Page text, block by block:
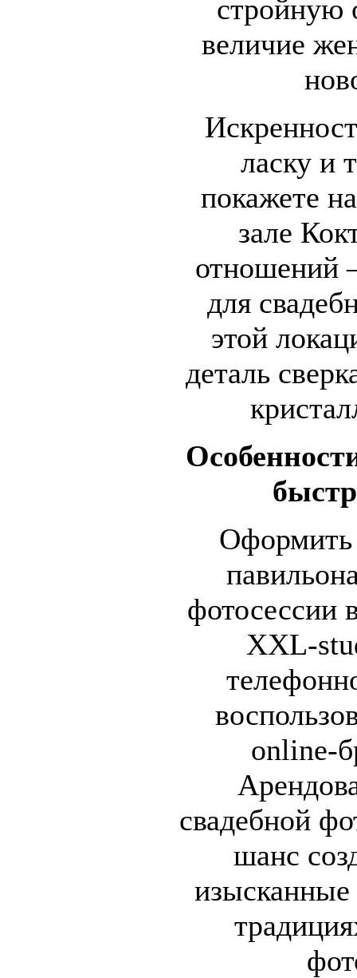
стройную
величие
ласку и
покажете
зале
отношений
для
этой
деталь
Оформить
фотосессии
XXL-
online-
свадебной
шанс